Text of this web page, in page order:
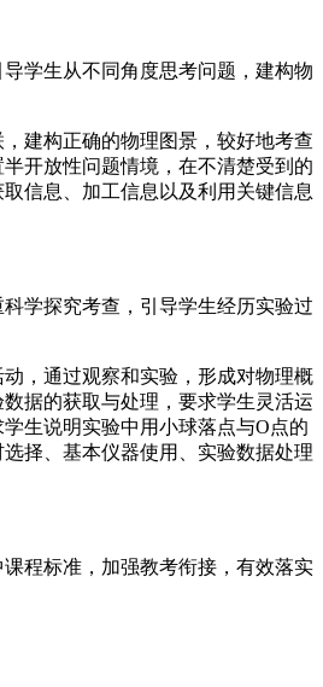
学生从不同角度思考问题，建构物
建构正确的物理图景，较好地考查
开放性问题情境，在不清楚受到的
信息、加工信息以及利用关键信息
学探究考查，引导学生经历实验过
，通过观察和实验，形成对物理概
据的获取与处理，要求学生灵活运
生说明实验中用小球落点与O点的
择、基本仪器使用、实验数据处理
程标准，加强教考衔接，有效落实